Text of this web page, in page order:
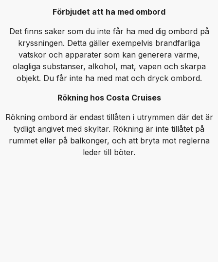
Förbjudet att ha med ombord
Det finns saker som du inte får ha med dig ombord på
kryssningen. Detta gäller exempelvis brandfarliga
vätskor och apparater som kan generera värme,
olagliga substanser, alkohol, mat, vapen och skarpa
objekt. Du får inte ha med mat och dryck ombord.
Rökning hos Costa Cruises
Rökning ombord är endast tillåten i utrymmen där det är
tydligt angivet med skyltar. Rökning är inte tillåtet på
rummet eller på balkonger, och att bryta mot reglerna
leder till böter.